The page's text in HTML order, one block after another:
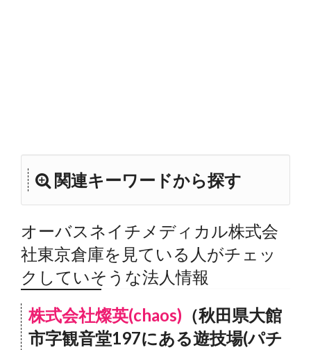
関連キーワードから探す
オーバスネイチメディカル株式会
社東京倉庫を見ている人がチェッ
クしていそうな法人情報
株式会社燦英(chaos) （秋田県大館
市字観音堂197にある遊技場(パチ